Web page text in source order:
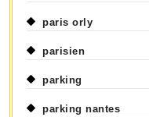
paris orly
parisien
parking
parking nantes